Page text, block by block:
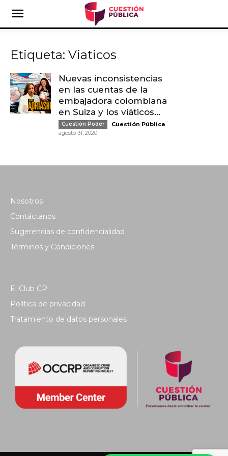
Etiqueta: Viaticos
Nuevas inconsistencias
en las cuentas de la
embajadora colombiana
en Suiza y los viáticos...
Cuestión Poder Cuestión Pública -
agosto 31, 2020
Nosotros
Contáctanos
Sugerencias de confidencialidad
Términos y Condiciones
El Club CP
Política de privacidad
Tratamiento de datos personales